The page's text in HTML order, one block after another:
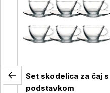
Set skodelica za čaj s
podstavkom